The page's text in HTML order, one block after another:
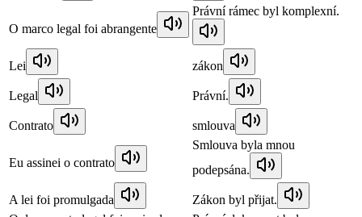
O marco legal foi abrangente
Právní rámec byl komplexní.
Lei zákon
Legal Právní.
Contrato smlouva
Eu assinei o contrato
Smlouva byla mnou
podepsána.
A lei foi promulgada
Zákon byl přijat.